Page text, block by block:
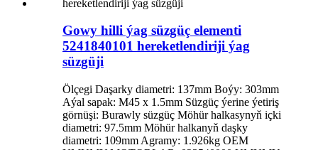
Gowy hilli ýag süzgüç elementi
5241840101 hereketlendiriji ýag
süzgüji
Ölçegi Daşarky diametri: 137mm Boýy: 303mm
Aýal sapak: M45 x 1.5mm Süzgüç ýerine ýetiriş
görnüşi: Burawly süzgüç Möhür halkasynyň içki
diametri: 97.5mm Möhür halkanyň daşky
diametri: 109mm Agramy: 1.926kg OEM